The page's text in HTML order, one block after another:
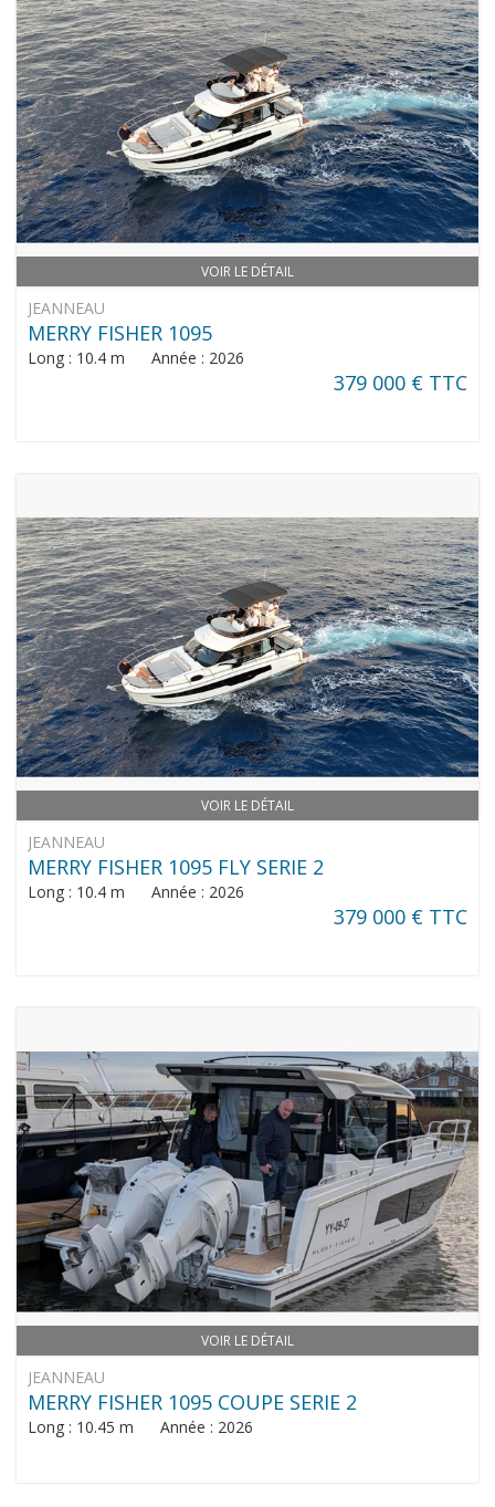
VOIR LE DÉTAIL
JEANNEAU
MERRY FISHER 1095
Long : 10.4 m Année : 2026
379 000 € TTC
VOIR LE DÉTAIL
JEANNEAU
MERRY FISHER 1095 FLY SERIE 2
Long : 10.4 m Année : 2026
379 000 € TTC
VOIR LE DÉTAIL
JEANNEAU
MERRY FISHER 1095 COUPE SERIE 2
Long : 10.45 m Année : 2026